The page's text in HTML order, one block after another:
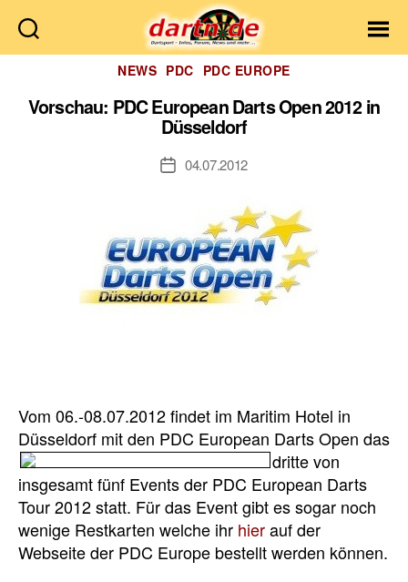
Dartn.de
Kategorien
NEWS PDC PDC EUROPE
Vorschau: PDC European Darts Open 2012 in
Düsseldorf
Veröffentlichungsdatum
04.07.2012
Vom 06.-08.07.2012 findet im Maritim Hotel in
Düsseldorf mit den PDC European DartsOpen das
dritte von
insgesamt fünf Events der PDC European Darts
Tour 2012 statt. Für das Event gibt es sogar noch
wenige Restkarten welche ihr hierauf der
Webseite der PDC Europe bestellt werden können.